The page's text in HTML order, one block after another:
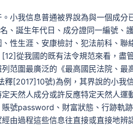
小我信息普通被界說為與一個成分
、誕生年代日、成分證同一編號、
性生涯、安康檢討、犯法前科、聯
從我國的既有法令規范來看，盡
范圍最廣泛的《最高國民法院、最
[2017]10號)為例，其界說的小我
天然人成分或許反應特定天然人運
號password、財富狀態、行跡軌
由過程這些信息往直接或直接地辨